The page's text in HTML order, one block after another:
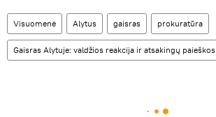
Visuomenė Alytus gaisras prokuratūra
Gaisras Alytuje: valdžios reakcija ir atsakingų paieškos